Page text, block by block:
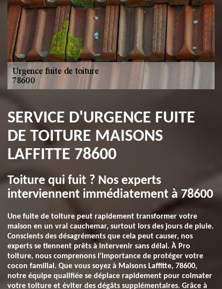
SERVICE D'URGENCE FUITE
DE TOITURE MAISONS
LAFFITTE 78600
Toiture qui fuit ? Nos experts
interviennent immédiatement à 78600
Une fuite de toiture peut rapidement transformer votre
maison en un vrai cauchemar, surtout lors des jours de pluie.
Conscients des désagréments que cela peut causer, nos
experts se tiennent prêts à intervenir sans délai. À Pro
toiture, nous comprenons l'importance de protéger votre
cocon familial. Que vous soyez à Maisons Laffitte, 78600,
notre équipe qualifiée se déplace rapidement pour colmater
votre toiture et éviter des dégâts supplémentaires. Grâce à